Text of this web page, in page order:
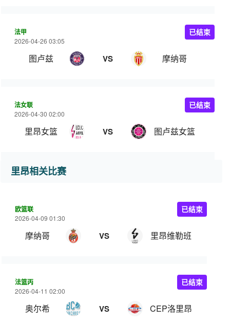
法甲
2026-04-26 03:05
图卢兹 VS 摩纳哥
已结束
法女联
2026-04-30 02:00
里昂女篮 VS 图卢兹女篮
已结束
里昂相关比赛
欧篮联
2026-04-09 01:30
摩纳哥 VS 里昂维勒班
已结束
法篮丙
2026-04-11 02:00
奥尔希 VS CEP洛里昂
已结束